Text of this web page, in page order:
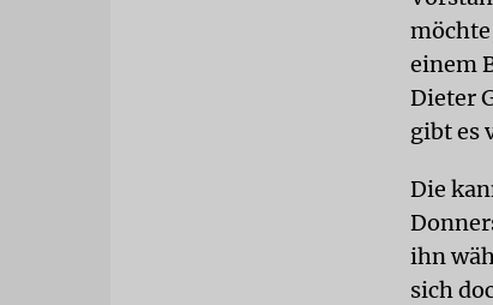
einem
Dieter
gibt es
Die
ihn
sich